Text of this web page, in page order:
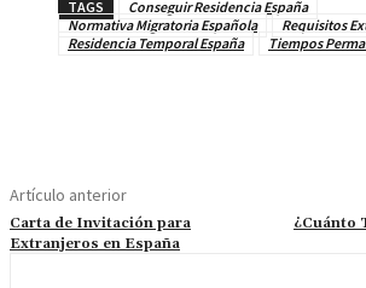
TAGS
Conseguir Residencia España
Normativa Migratoria Española
Requisitos
Residencia Temporal España
Tiempos
Artículo anterior
Carta de Invitación para
Extranjeros en España
¿Cuánto